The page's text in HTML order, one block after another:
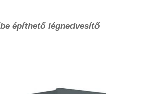
építhető légnedvesítő